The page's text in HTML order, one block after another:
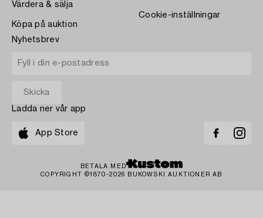
Värdera & sälja
Köpa på auktion
Cookie-inställningar
Nyhetsbrev
Ladda ner vår app
App Store
BETALA MED
COPYRIGHT ©1870-2026 BUKOWSKI AUKTIONER AB